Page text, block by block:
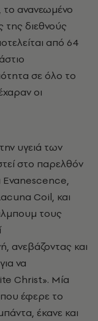
ανανεωμένο
διεθνούς
από 64
σε όλο το
οι
υγειά των
στο παρελθόν
Evanescence,
Coil, και
τους
ανεβάζοντας και
για να
Christ». Μία
που έφερε το
έκανε και